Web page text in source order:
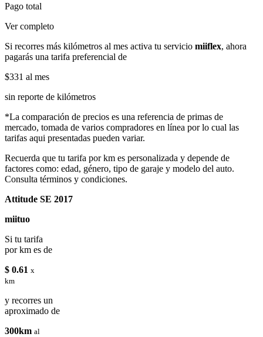
Pago total
Ver completo
Si recorres más kilómetros al mes activa tu servicio miiflex, ahora
pagarás una tarifa preferencial de
$331 al mes
sin reporte de kilómetros
*La comparación de precios es una referencia de primas de
mercado, tomada de varios compradores en línea por lo cual las
tarifas aqui presentadas pueden variar.
Recuerda que tu tarifa por km es personalizada y depende de
factores como: edad, género, tipo de garaje y modelo del auto.
Consulta términos y condiciones.
Attitude SE 2017
miituo
Si tu tarifa
por km es de
$ 0.61 x
km
y recorres un
aproximado de
300km al